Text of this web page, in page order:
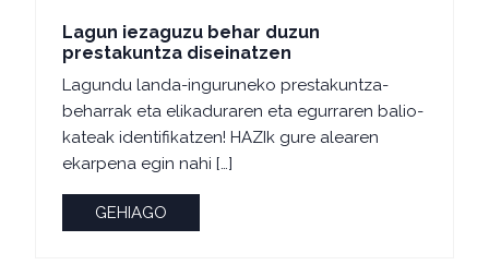
Lagun iezaguzu behar duzun
prestakuntza diseinatzen
Lagundu landa-inguruneko prestakuntza-
beharrak eta elikaduraren eta egurraren balio-
kateak identifikatzen! HAZIk gure alearen
ekarpena egin nahi […]
GEHIAGO